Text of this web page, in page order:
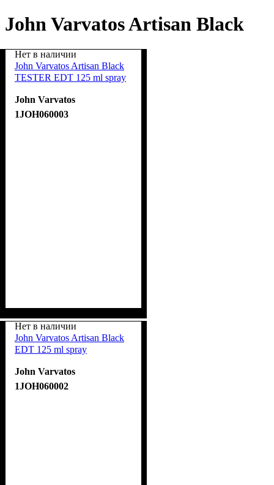
John Varvatos Artisan Black
Нет в наличии
John Varvatos Artisan Black
TESTER EDT 125 ml spray
John Varvatos
1JOH060003
Нет в наличии
John Varvatos Artisan Black
EDT 125 ml spray
John Varvatos
1JOH060002